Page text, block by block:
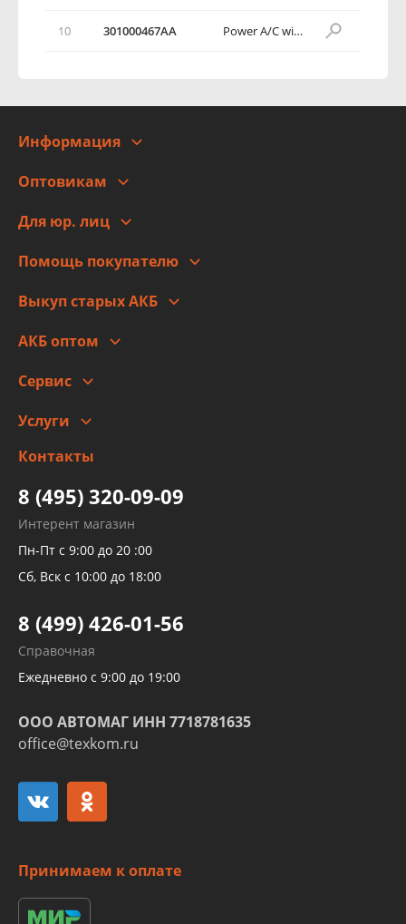
10 301000467AA Power A/C wiring harness assy
Информация
Адреса
Новости
Оптовикам
Для юр. лиц
Помощь покупателю
Оплата
Гарантии и возврат
Выкуп старых АКБ
АКБ оптом
Сервис
Заправка кондиционера авто
Детейлинг
Услуги
высокого давления
Тормозных трубок
Рукавов гидроусилителей
Рукавов компрессоров и турбин
Трубок кондиционеров
Развертка пайка медных стальных
алюминиевых трубок и штуцеров
Контакты
8 (495) 320-09-09
Интерент магазин
Пн-Пт с 9:00 до 20 :00
Сб, Вск с 10:00 до 18:00
8 (499) 426-01-56
Справочная
Ежедневно с 9:00 до 19:00
ООО АВТОМАГ ИНН 7718781635
office@texkom.ru
Принимаем к оплате